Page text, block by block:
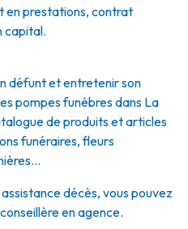
en prestations, contrat
capital.
défunt et entretenir son
pompes funèbres dans La
de produits et articles
funéraires, fleurs
décès, vous pouvez
en agence.